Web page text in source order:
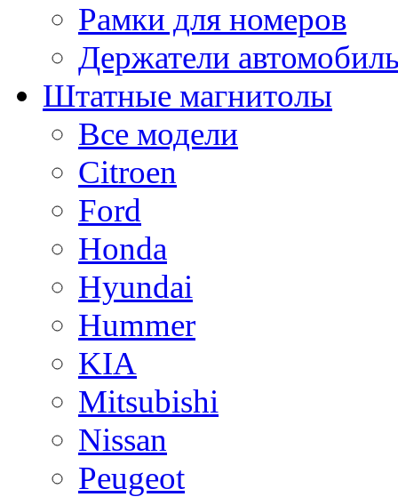
Рамки для номеров
Держатели
Штатные магнитолы
Все модели
Citroen
Ford
Honda
Hyundai
Hummer
KIA
Mitsubishi
Nissan
Peugeot